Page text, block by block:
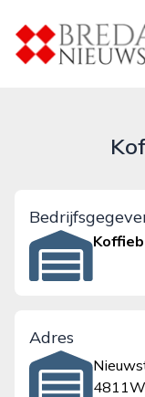
breda-nieuws.nl
Adres